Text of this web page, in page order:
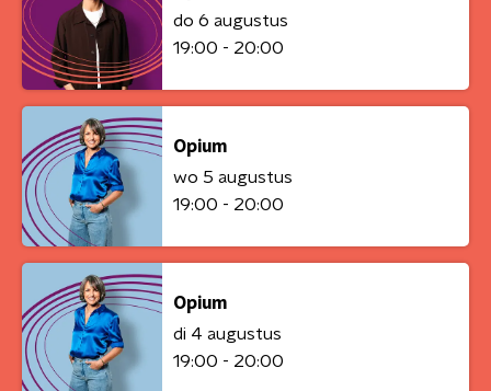
do 6 augustus
19:00 - 20:00
Opium
wo 5 augustus
19:00 - 20:00
Opium
di 4 augustus
19:00 - 20:00